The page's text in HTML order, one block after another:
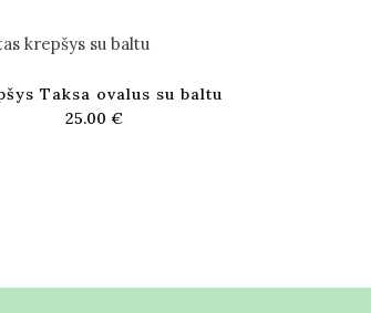
Taksa ovalus su baltu
25.00 €